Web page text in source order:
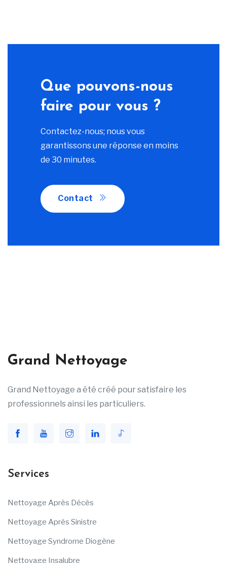
Que pouvons-nous
faire pour vous ?
Contactez-nous; nous vous
garantissons une réponse en moins
de 30 minutes.
Contact
Grand Nettoyage
Grand Nettoyage a été créé pour satisfaire les
professionnels ainsi les particuliers.
Services
Nettoyage Après Décès
Nettoyage Après Sinistre
Nettoyage Syndrome Diogène
Nettoyage Insalubre